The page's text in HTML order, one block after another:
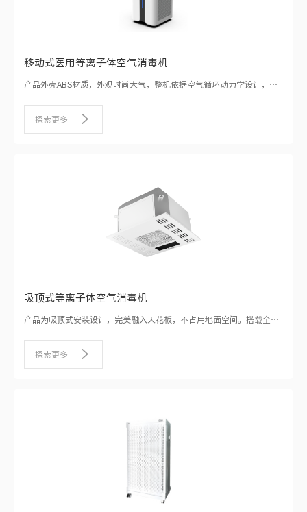
移动式医用等离子体空气消毒机
产品外壳ABS材质，外观时尚大气，整机依据空气循环动力学设计，真
探索更多
吸顶式等离子体空气消毒机
产品为吸顶式安装设计，完美融入天花板，不占用地面空间。搭载全新
探索更多